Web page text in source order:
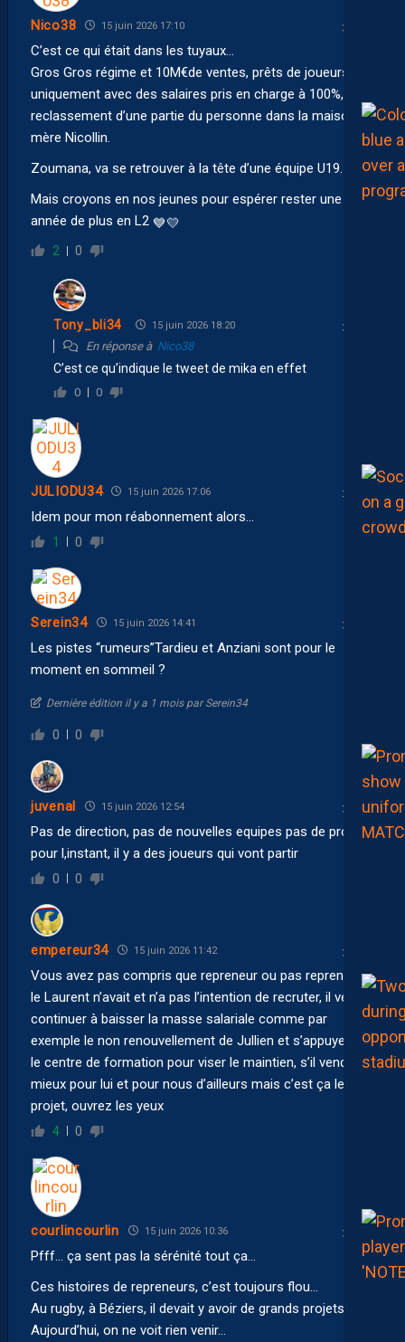
Nico38 15 juin 2026 17:10
C’est ce qui était dans les tuyaux…
Gros Gros régime et 10M€de ventes, prêts de joueurs
uniquement avec des salaires pris en charge à 100%,
reclassement d’une partie du personne dans la maison
mère Nicollin.
Zoumana, va se retrouver à la tête d’une équipe U19.
Mais croyons en nos jeunes pour espérer rester une
année de plus en L2 💙💛
2 0
Tony_bli34 15 juin 2026 18:20
En réponse à Nico38
C’est ce qu’indique le tweet de mika en effet
0 0
JULIODU34 15 juin 2026 17:06
Idem pour mon réabonnement alors…
1 0
Serein34 15 juin 2026 14:41
Les pistes “rumeurs”Tardieu et Anziani sont pour le
moment en sommeil ?
Dernière édition il y a 1 mois par Serein34
0 0
juvenal 15 juin 2026 12:54
Pas de direction, pas de nouvelles equipes pas de projet
pour l,instant, il y a des joueurs qui vont partir
0 0
empereur34 15 juin 2026 11:42
Vous avez pas compris que repreneur ou pas repreneur
le Laurent n’avait et n’a pas l’intention de recruter, il veut
continuer à baisser la masse salariale comme par
exemple le non renouvellement de Jullien et s’appuyer sur
le centre de formation pour viser le maintien, s’il vend tant
mieux pour lui et pour nous d’ailleurs mais c’est ça le
projet, ouvrez les yeux
4 0
courlincourlin 15 juin 2026 10:36
Pfff… ça sent pas la sérénité tout ça…
Ces histoires de repreneurs, c’est toujours flou…
Au rugby, à Béziers, il devait y avoir de grands projets…
Aujourd’hui, on ne voit rien venir…